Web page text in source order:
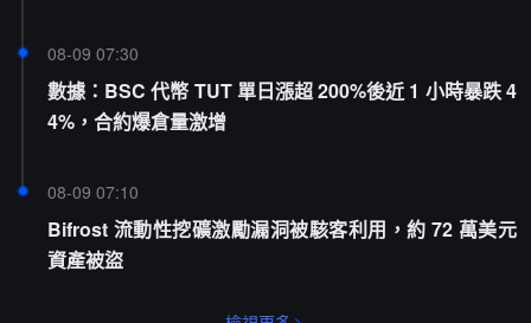
08-09 07:30
數據：BSC 代幣 TUT 單日漲超 200%後近 1 小時暴跌 4
4%，合約爆倉量激增
08-09 07:10
Bifrost 流動性挖礦激勵漏洞被駭客利用，約 72 萬美元
資產被盜